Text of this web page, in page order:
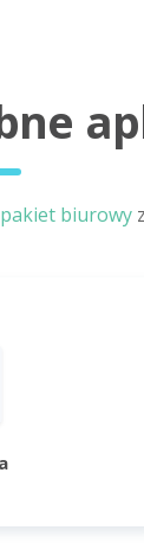
pakiet biurowy